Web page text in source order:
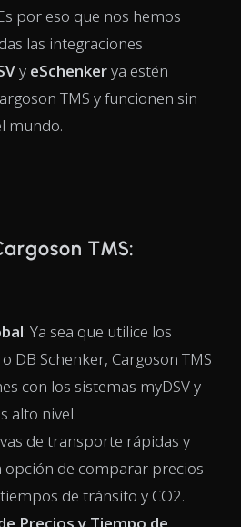
por eso que nos hemos
las integraciones
y eSchenkerya estén
TMS y funcionen sin
mundo.
TMS:
: Ya sea que utilice los
DB Schenker, Cargoson TMS
con los sistemas myDSV y
alto nivel.
de transporte rápidas y
opción de comparar precios
de tránsito y CO2.
Precios y Tiempo de